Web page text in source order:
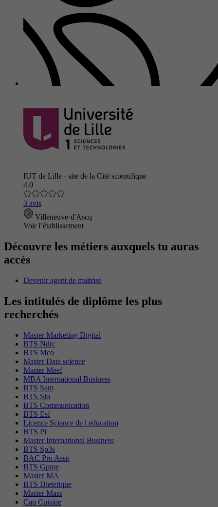
IUT de Lille - site de la Cité scientifique
4.0
3 avis
Villeneuve-d'Ascq
Voir l’établissement
Découvre les métiers auxquels tu auras
accès
Devenir agent de maitrise
Les intitulés de diplôme les plus
recherchés
Master Marketing Digital
BTS Ndrc
BTS Mco
Master Data science
Master Meef
MBA International Business
BTS Sam
BTS Sio
BTS Communication
BTS Esf
Licence Science de l education
BTS Pi
Master International Business
BTS Sp3s
BAC Pro Assp
BTS Gpme
Master MA
BTS Dietetique
Master Mass
Cap Cuisine